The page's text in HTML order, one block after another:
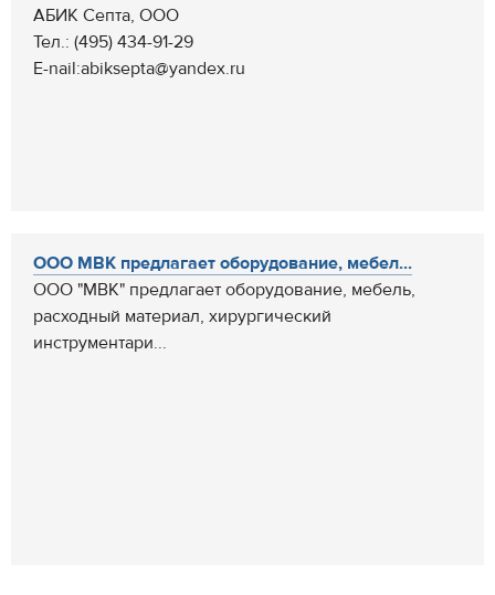
АБИК Септа, ООО
Тел.: (495) 434-91-29
E-nail:abiksepta@yandex.ru
ООО МВК предлагает оборудование, мебел...
ООО "МВК" предлагает оборудование, мебель,
расходный материал, хирургический
инструментари...